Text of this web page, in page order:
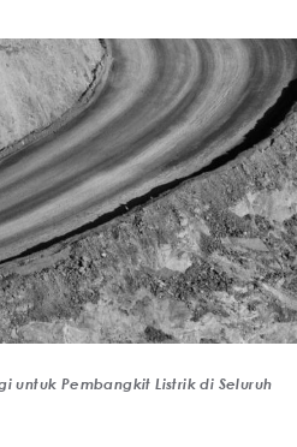
untuk Pembangkit Listrik di Seluruh